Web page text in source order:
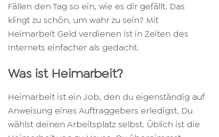
Fällen den Tag so ein, wie es dir gefällt. Das
klingt zu schön, um wahr zu sein? Mit
Heimarbeit Geld verdienen ist in Zeiten des
Internets einfacher als gedacht.
Was ist Heimarbeit?
Heimarbeit ist ein Job, den du eigenständig auf
Anweisung eines Auftraggebers erledigst. Du
wählst deinen Arbeitsplatz selbst. Üblich ist die